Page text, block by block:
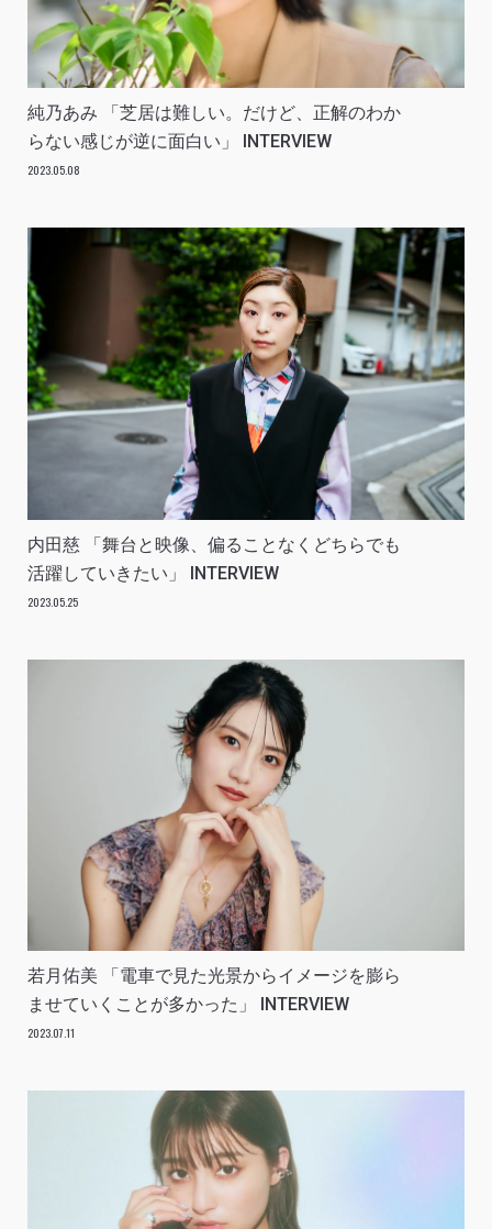
純乃あみ 「芝居は難しい。だけど、正解のわか
らない感じが逆に面白い」 INTERVIEW
2023.05.08
内田慈 「舞台と映像、偏ることなくどちらでも
活躍していきたい」 INTERVIEW
2023.05.25
若月佑美 「電車で見た光景からイメージを膨ら
ませていくことが多かった」 INTERVIEW
2023.07.11